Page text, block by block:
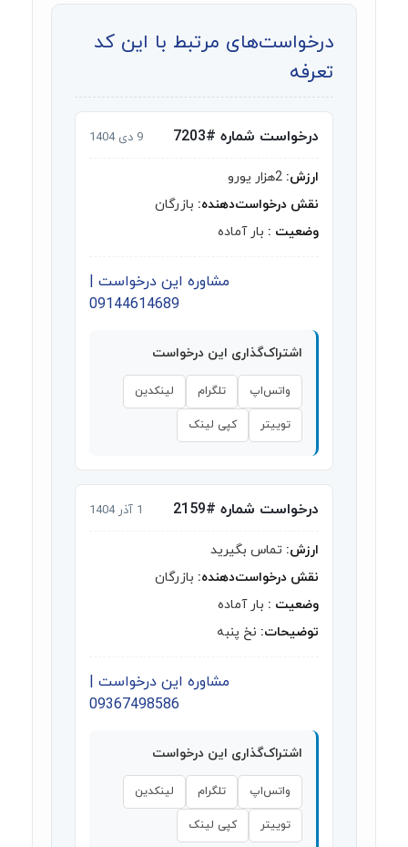
درخواست‌های مرتبط با این کد
تعرفه
درخواست شماره #7203 9 دی 1404
ارزش:
نقش درخواست‌دهنده: بازرگان
وضعیت : بار آماده
مشاوره این درخواست |
09144614689
اشتراک‌گذاری این درخواست
واتس‌اپ تلگرام لینکدین
توییتر کپی لینک
درخواست شماره #2159 1 آذر 1404
ارزش: تماس بگیرید
نقش درخواست‌دهنده: بازرگان
وضعیت : بار آماده
توضیحات: نخ پنبه
مشاوره این درخواست |
09367498586
اشتراک‌گذاری این درخواست
واتس‌اپ تلگرام لینکدین
توییتر کپی لینک